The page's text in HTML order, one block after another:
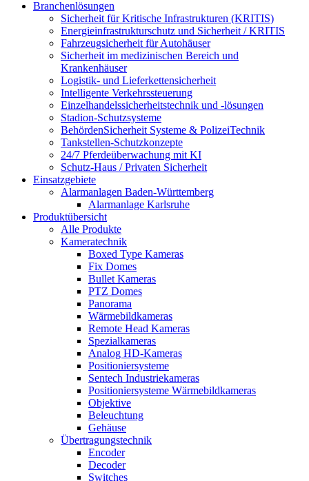
Branchenlösungen
Sicherheit für Kritische Infrastrukturen (KRITIS)
Energieinfrastrukturschutz und Sicherheit / KRITIS
Fahrzeugsicherheit für Autohäuser
Sicherheit im medizinischen Bereich und
Krankenhäuser
Logistik- und Lieferkettensicherheit
Intelligente Verkehrssteuerung
Einzelhandelssicherheitstechnik und -lösungen
Stadion-Schutzsysteme
BehördenSicherheit Systeme & PolizeiTechnik
Tankstellen-Schutzkonzepte​
24/7 Pferdeüberwachung mit KI
Schutz-Haus / Privaten Sicherheit
Einsatzgebiete
Alarmanlagen Baden-Württemberg
Alarmanlage Karlsruhe
Produktübersicht
Alle Produkte
Kameratechnik
Boxed Type Kameras
Fix Domes
Bullet Kameras
PTZ Domes
Panorama
Wärmebildkameras
Remote Head Kameras
Spezialkameras
Analog HD-Kameras
Positioniersysteme
Sentech Industriekameras
Positioniersysteme Wärmebildkameras
Objektive
Beleuchtung
Gehäuse
Übertragungstechnik
Encoder
Decoder
Switches